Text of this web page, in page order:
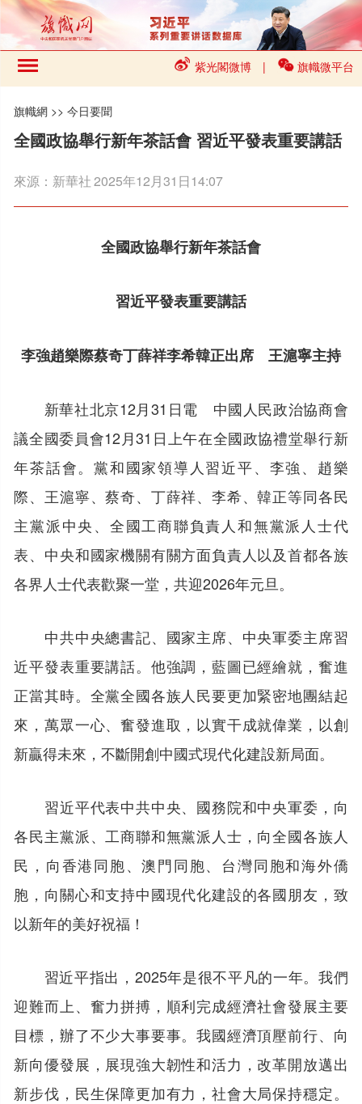
紫光閣微博 | 旗幟微平台
旗幟網 >>今日要聞
全國政協舉行新年茶話會 習近平發表重要講話
來源： 新華社2025年12月31日14:07
全國政協舉行新年茶話會
習近平發表重要講話
李強趙樂際蔡奇丁薛祥李希韓正出席 王滬寧主持
新華社北京12月31日電 中國人民政治協商會
議全國委員會12月31日上午在全國政協禮堂舉行新
年茶話會。黨和國家領導人習近平、李強、趙樂
際、王滬寧、蔡奇、丁薛祥、李希、韓正等同各民
主黨派中央、全國工商聯負責人和無黨派人士代
表、中央和國家機關有關方面負責人以及首都各族
各界人士代表歡聚一堂，共迎2026年元旦。
中共中央總書記、國家主席、中央軍委主席習
近平發表重要講話。他強調，藍圖已經繪就，奮進
正當其時。全黨全國各族人民要更加緊密地團結起
來，萬眾一心、奮發進取，以實干成就偉業，以創
新贏得未來，不斷開創中國式現代化建設新局面。
習近平代表中共中央、國務院和中央軍委，向
各民主黨派、工商聯和無黨派人士，向全國各族人
民，向香港同胞、澳門同胞、台灣同胞和海外僑
胞，向關心和支持中國現代化建設的各國朋友，致
以新年的美好祝福！
習近平指出，2025年是很不平凡的一年。我們
迎難而上、奮力拼搏，順利完成經濟社會發展主要
目標，辦了不少大事要事。我國經濟頂壓前行、向
新向優發展，展現強大韌性和活力，改革開放邁出
新步伐，民生保障更加有力，社會大局保持穩定。